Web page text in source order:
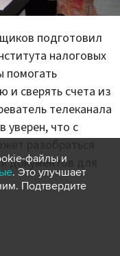
подготовил
налоговых
помогать
и сверять счета из
телеканала
уверен, что с
документов для
файлы и
. Это улучшает
Подтвердите